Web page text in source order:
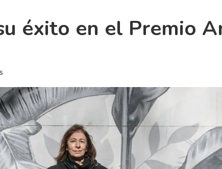
éxito en el Premio